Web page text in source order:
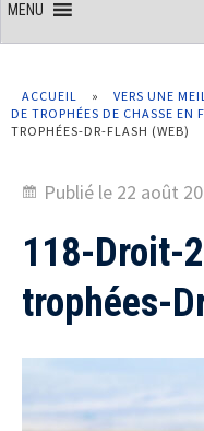
MENU
ACCUEIL »
VERS UNE
DE TROPHÉES DE CHASSE EN
TROPHÉES-DR-FLASH (WEB)
Publié le 22 août
118-Droit-
trophées-